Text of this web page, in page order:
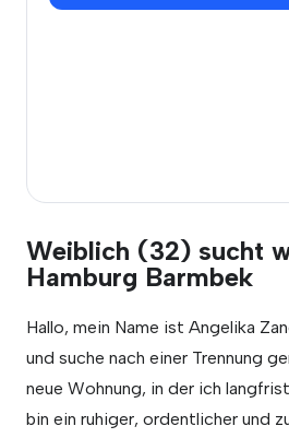
Weiblich (32) sucht
Hamburg Barmbek
Hallo, mein Name ist Angelika
und suche nach einer Trennung
neue Wohnung, in der ich
bin ein ruhiger, ordentlicher und